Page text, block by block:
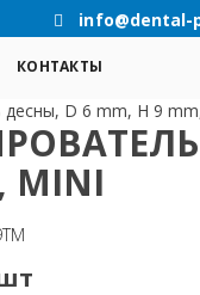
info@dental-
КОНТАКТЫ
D 6 mm, H 9
MINI